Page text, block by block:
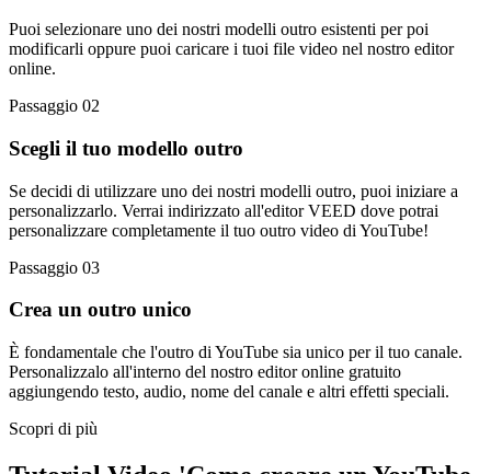
Puoi selezionare uno dei nostri modelli outro esistenti per poi
modificarli oppure puoi caricare i tuoi file video nel nostro editor
online.
Passaggio 02
Scegli il tuo modello outro
Se decidi di utilizzare uno dei nostri modelli outro, puoi iniziare a
personalizzarlo. Verrai indirizzato all'editor VEED dove potrai
personalizzare completamente il tuo outro video di YouTube!
Passaggio 03
Crea un outro unico
È fondamentale che l'outro di YouTube sia unico per il tuo canale.
Personalizzalo all'interno del nostro editor online gratuito
aggiungendo testo, audio, nome del canale e altri effetti speciali.
Scopri di più